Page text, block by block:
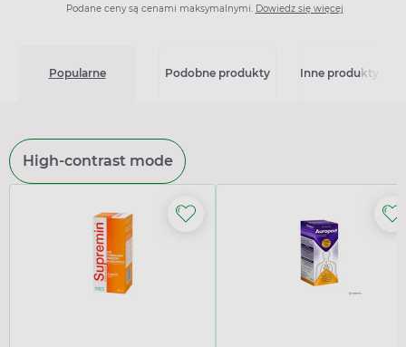
Podane ceny są cenami maksymalnymi. Dowiedz się więcej
Popularne Podobne produkty Inne produkty z
High-contrast mode